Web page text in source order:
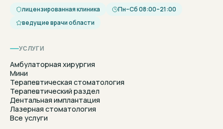
лицензированная клиника
Пн–Сб 08:00–21:00
ведущие врачи области
УСЛУГИ
Амбулаторная хирургия
Мини
Терапевтическая стоматология
Терапевтический раздел
Дентальная имплантация
Лазерная стоматология
Все услуги